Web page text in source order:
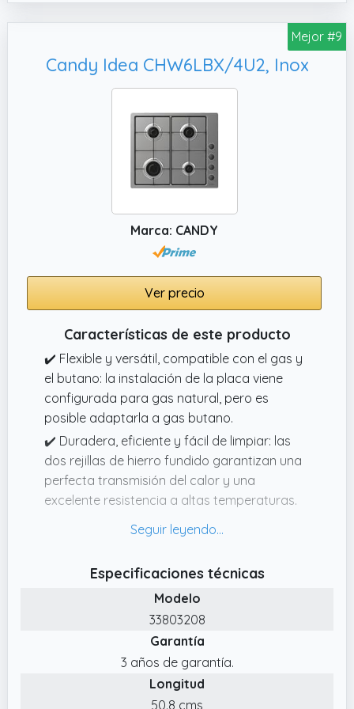
Mejor #9
Candy Idea CHW6LBX/4U2, Inox
Marca: CANDY
Ver precio
Características de este producto
✔️ Flexible y versátil, compatible con el gas y
el butano: la instalación de la placa viene
configurada para gas natural, pero es
posible adaptarla a gas butano.
✔️ Duradera, eficiente y fácil de limpiar: las
dos rejillas de hierro fundido garantizan una
perfecta transmisión del calor y una
excelente resistencia a altas temperaturas.
60cm de ancho con 4 fuegos. Cuenta con
materiales de alta calidad en acabado inox y
mandos laterales en color negro.
✔️ Tamaño placa y tamaño para hueco de
integración (alto x ancho x prof): 0,8 x 59,5 x
51cm | 3,5 x 56 x 48cm.
Especificaciones técnicas
Modelo
33803208
Garantía
3 años de garantía.
Longitud
50.8 cms